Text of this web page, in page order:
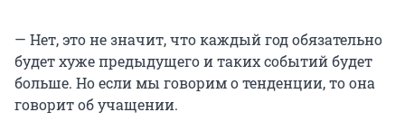
— Нет, это не значит, что каждый год обязательно
будет хуже предыдущего и таких событий будет
больше. Но если мы говорим о тенденции, то она
говорит об учащении.